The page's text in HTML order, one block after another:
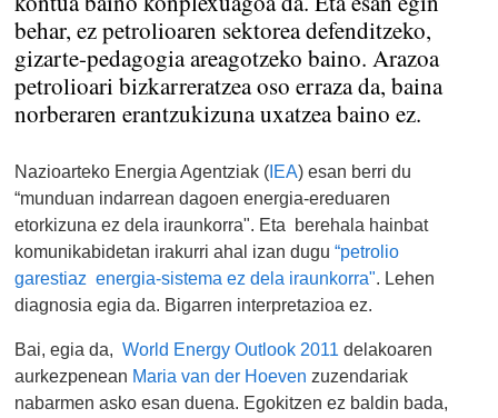
behar, ez petrolioaren sektorea defenditzeko,
gizarte-pedagogia areagotzeko baino. Arazoa
petrolioari bizkarreratzea oso erraza da, baina
norberaren erantzukizuna uxatzea baino ez.
Nazioarteko Energia Agentziak (IEA) esan berri du
“munduan indarrean dagoen energia-ereduaren
etorkizuna ez dela iraunkorra". Eta berehala hainbat
komunikabidetan irakurri ahal izan dugu“petrolio
garestiaz energia-sistema ez dela iraunkorra". Lehen
diagnosia egia da. Bigarren interpretazioa ez.
Bai, egia da,World Energy Outlook 2011 delakoaren
aurkezpenean Maria van der Hoeven zuzendariak
nabarmen asko esan duena. Egokitzen ez baldin bada,